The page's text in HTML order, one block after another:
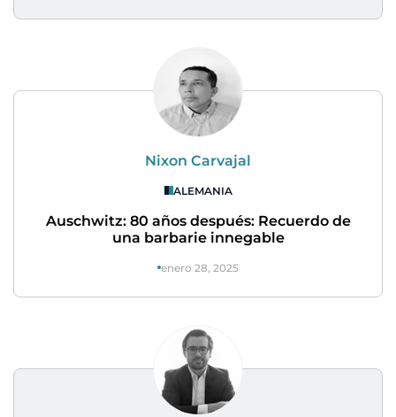
Nixon Carvajal
ALEMANIA
Auschwitz: 80 años después: Recuerdo de
una barbarie innegable
enero 28, 2025